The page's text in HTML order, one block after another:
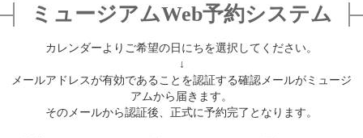
ご予約
アクセス
注意事項
ミュージアムWeb予約システム
カレンダーよりご希望の日にちを選択してください。
↓
メールアドレスが有効であることを認証する確認メールがミュージ
アムから届きます。
そのメールから認証後、正式に予約完了となります。